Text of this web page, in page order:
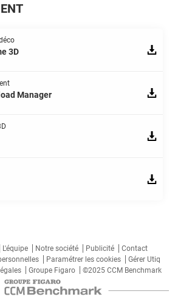
3D
Manager
L'équipe Notre société Publicité
Contact
Paramétrer les cookies
Gérer Utiq
Groupe Figaro ©2025 CCM Benchmark